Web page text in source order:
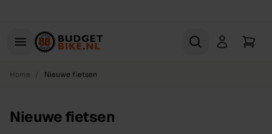
Home / Nieuwe fietsen
Nieuwe fietsen